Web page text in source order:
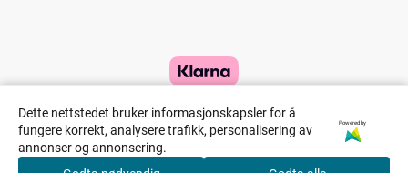
Dette nettstedet bruker informasjonskapsler for å
fungere korrekt, analysere trafikk, personalisering av
annonser og annonsering.
Powered by